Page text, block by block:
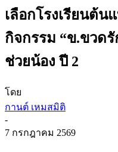
เลือกโรงเรียนต้น
กิจกรรม “ข.ขวด
ช่วยน้อง ปี 2
โดย
กานต์ เหมสมิติ
-
7 กรกฎาคม 2569